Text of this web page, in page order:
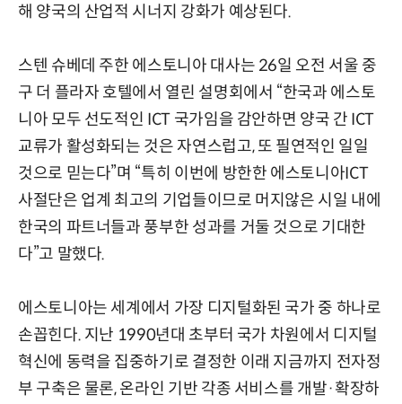
해 양국의 산업적 시너지 강화가 예상된다.
스텐 슈베데 주한 에스토니아 대사는 26일 오전 서울 중
구 더 플라자 호텔에서 열린 설명회에서 “한국과 에스토
니아 모두 선도적인 ICT 국가임을 감안하면 양국 간 ICT
교류가 활성화되는 것은 자연스럽고, 또 필연적인 일일
것으로 믿는다”며 “특히 이번에 방한한 에스토니아ICT
사절단은 업계 최고의 기업들이므로 머지않은 시일 내에
한국의 파트너들과 풍부한 성과를 거둘 것으로 기대한
다”고 말했다.
에스토니아는 세계에서 가장 디지털화된 국가 중 하나로
손꼽힌다. 지난 1990년대 초부터 국가 차원에서 디지털
혁신에 동력을 집중하기로 결정한 이래 지금까지 전자정
부 구축은 물론, 온라인 기반 각종 서비스를 개발·확장하